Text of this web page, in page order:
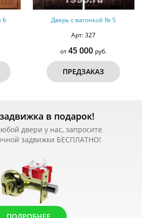
6
Дверь с вагонкой № 5
Арт: 327
от45 000 руб.
ПРЕДЗАКАЗ
в подарок!
двери у нас, запросите
задвижки БЕСПЛАТНО!